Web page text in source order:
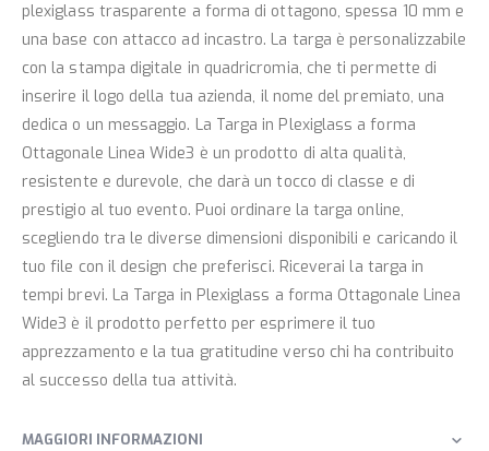
plexiglass trasparente a forma di ottagono, spessa 10 mm e
una base con attacco ad incastro. La targa è personalizzabile
con la stampa digitale in quadricromia, che ti permette di
inserire il logo della tua azienda, il nome del premiato, una
dedica o un messaggio. La Targa in Plexiglass a forma
Ottagonale Linea Wide3 è un prodotto di alta qualità,
resistente e durevole, che darà un tocco di classe e di
prestigio al tuo evento. Puoi ordinare la targa online,
scegliendo tra le diverse dimensioni disponibili e caricando il
tuo file con il design che preferisci. Riceverai la targa in
tempi brevi. La Targa in Plexiglass a forma Ottagonale Linea
Wide3 è il prodotto perfetto per esprimere il tuo
apprezzamento e la tua gratitudine verso chi ha contribuito
al successo della tua attività.
MAGGIORI INFORMAZIONI